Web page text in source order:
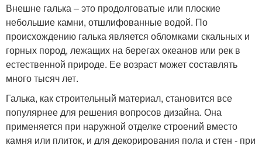
Внешне галька – это продолговатые или плоские
небольшие камни, отшлифованные водой. По
происхождению галька является обломками скальных и
горных пород, лежащих на берегах океанов или рек в
естественной природе. Ее возраст может составлять
много тысяч лет.
Галька, как строительный материал, становится все
популярнее для решения вопросов дизайна. Она
применяется при наружной отделке строений вместо
камня или плиток, и для декорирования пола и стен - при